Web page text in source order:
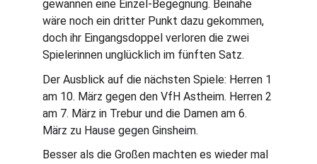
gewannen eine Einzel-Begegnung. Beinahe
wäre noch ein dritter Punkt dazu gekommen,
doch ihr Eingangsdoppel verloren die zwei
Spielerinnen unglücklich im fünften Satz.
Der Ausblick auf die nächsten Spiele: Herren 1
am 10. März gegen den VfH Astheim. Herren 2
am 7. März in Trebur und die Damen am 6.
März zu Hause gegen Ginsheim.
Besser als die Großen machten es wieder mal